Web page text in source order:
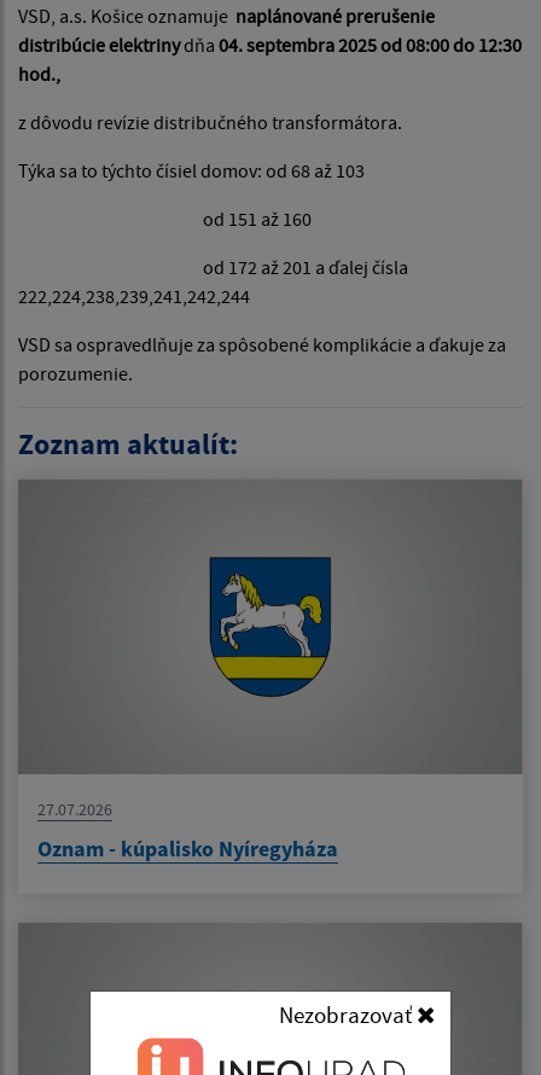
Nezobrazovať
VSD, a.s. Košice oznamuje naplánované prerušenie
distribúcie elektrinydňa 04. septembra 2025 od 08:00 do 12:30
hod.,
z dôvodu revízie distribučného transformátora.
Týka sa to týchto čísiel domov: od 68 až 103
od 151 až 160
od 172 až 201 a ďalej čísla
222,224,238,239,241,242,244
VSD sa ospravedlňuje za spôsobené komplikácie a ďakuje za
porozumenie.
Zoznam aktualít:
27.07.2026
Oznam - kúpalisko Nyíregyháza